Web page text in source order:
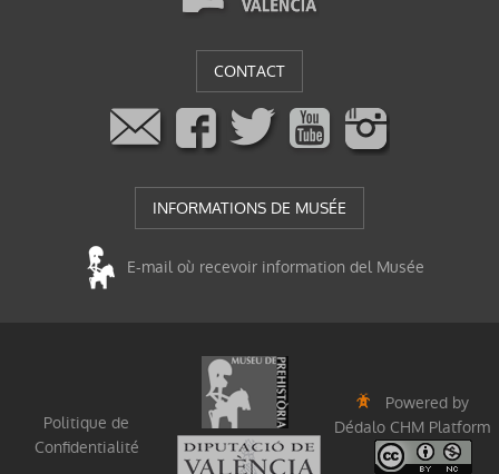
CONTACT
INFORMATIONS DE MUSÉE
E-mail où recevoir information del Musée
Politique de
Confidentialité
Powered by
Dédalo CHM Platform